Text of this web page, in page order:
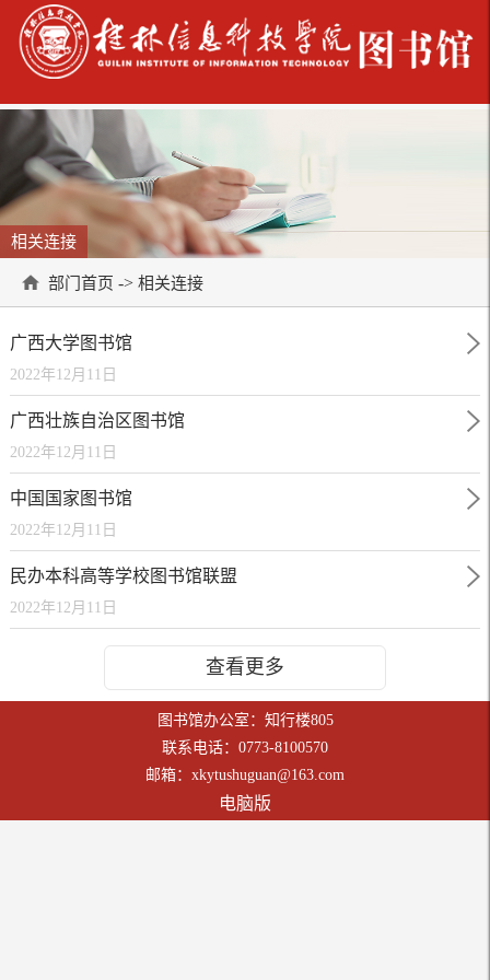
相关连接
部门首页 -> 相关连接
广西大学图书馆
2022年12月11日
广西壮族自治区图书馆
2022年12月11日
中国国家图书馆
2022年12月11日
民办本科高等学校图书馆联盟
2022年12月11日
查看更多
图书馆办公室：知行楼805
联系电话：0773-8100570
邮箱：xkytushuguan@163.com
电脑版